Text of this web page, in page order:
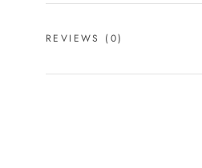
REVIEWS (0)